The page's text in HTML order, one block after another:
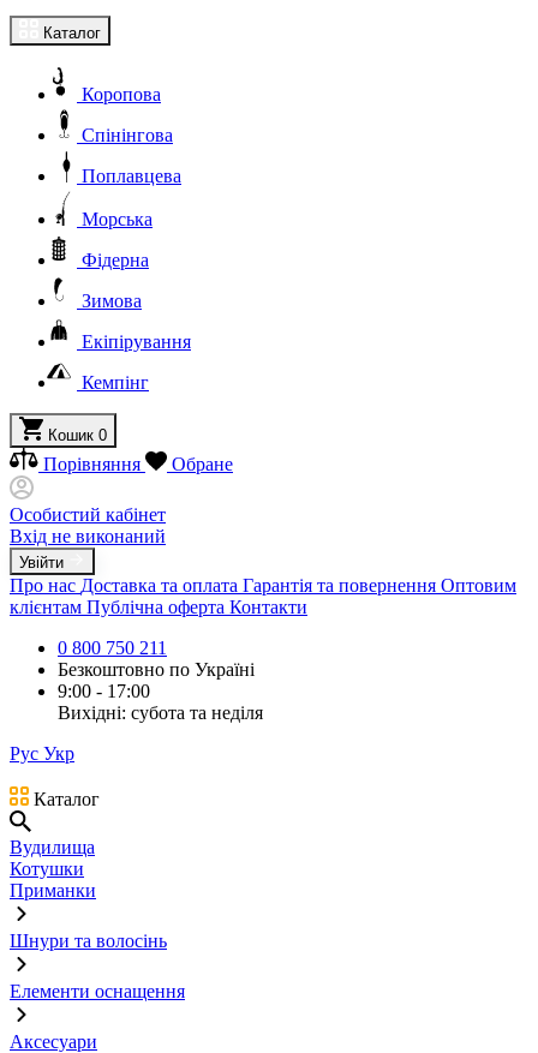
Каталог
Коропова
Спінінгова
Поплавцева
Морська
Фідерна
Зимова
Екіпірування
Кемпінг
Кошик 0
Порівняння Обране
Особистий кабінет
Вхід не виконаний
Увійти
Про нас Доставка та оплата Гарантія та повернення Оптовим
клієнтам Публічна оферта Контакти
0 800 750 211
Безкоштовно по Україні
9:00 - 17:00
Вихідні: субота та неділя
Рус Укр
Каталог
Вудилища
Котушки
Приманки
Шнури та волосінь
Елементи оснащення
Аксесуари